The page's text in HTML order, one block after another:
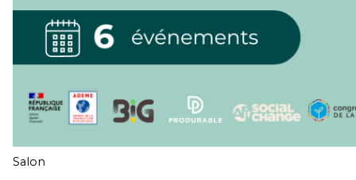
Salon